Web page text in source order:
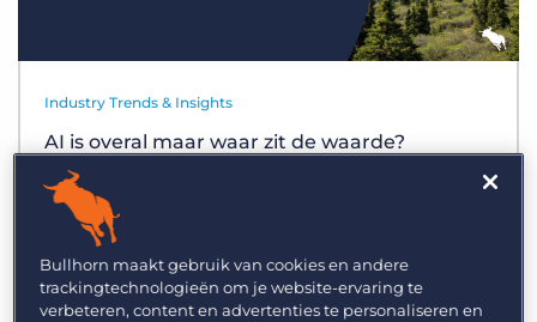
Industry Trends & Insights
AI is overal maar waar zit de waarde?
Bullhorn maakt gebruik van cookies en andere
trackingtechnologieën om je website-ervaring te
verbeteren, content en advertenties te personaliseren en